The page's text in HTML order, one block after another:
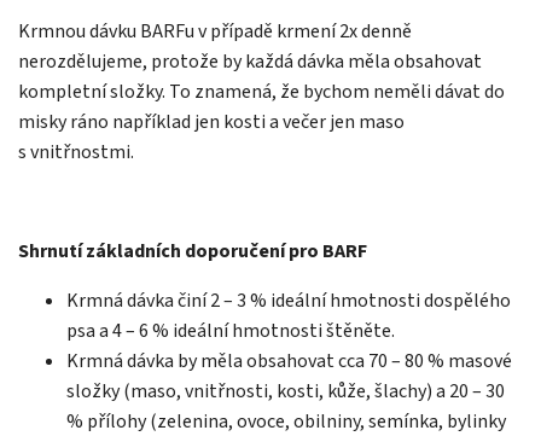
Krmnou dávku BARFu v případě krmení 2x denně
nerozdělujeme, protože by každá dávka měla obsahovat
kompletní složky. To znamená, že bychom neměli dávat do
misky ráno například jen kosti a večer jen maso
s vnitřnostmi.
Shrnutí základních doporučení pro BARF
Krmná dávka činí 2 – 3 % ideální hmotnosti dospělého
psa a 4 – 6 % ideální hmotnosti štěněte.
Krmná dávka by měla obsahovat cca 70 – 80 % masové
složky (maso, vnitřnosti, kosti, kůže, šlachy) a 20 – 30
% přílohy (zelenina, ovoce, obilniny, semínka, bylinky